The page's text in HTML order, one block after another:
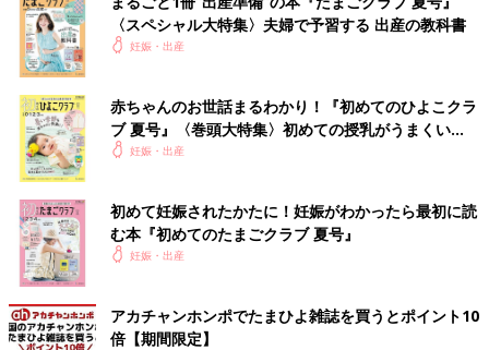
〈スペシャル大特集〉夫婦で予習する 出産の教科書
妊娠・出産
赤ちゃんのお世話まるわかり！『初めてのひよこクラ
ブ 夏号』〈巻頭大特集〉初めての授乳がうまくい
く！ おっぱい・ミルクの基本と夏のトラブル 解決テ
妊娠・出産
初めて妊娠されたかたに！妊娠がわかったら最初に読
む本『初めてのたまごクラブ 夏号』
妊娠・出産
アカチャンホンポでたまひよ雑誌を買うとポイント10
倍【期間限定】